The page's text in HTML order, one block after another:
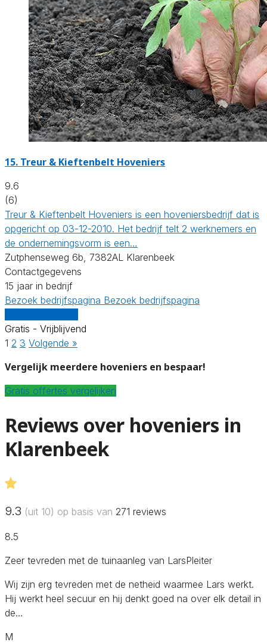
15. Treur & Kieftenbelt Hoveniers
9.6
(6)
Treur & Kieftenbelt Hoveniers is een hoveniersbedrijf dat is
opgericht op 03-12-2010. Het bedrijf telt 2 werknemers en
de ondernemingsvorm is een…
Zutphenseweg 6b, 7382AL Klarenbeek
Contactgegevens
15 jaar in bedrijf
Bezoek bedrijfspagina Bezoek bedrijfspagina
Gratis - Vrijblijvend
1 2 3 Volgende »
Vergelijk meerdere hoveniers en bespaar!
Gratis offertes vergelijken
Reviews over hoveniers in
Klarenbeek
9.3 (uit 10) op basis van 271 reviews
8.5
Zeer tevreden met de tuinaanleg van LarsPleiter
Wij zijn erg tevreden met de netheid waarmee Lars werkt.
Hij werkt heel secuur en hij denkt goed na over elk detail in
de…
M